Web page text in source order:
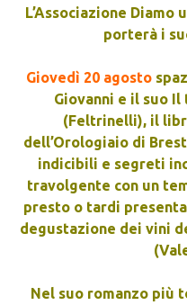
L’Associazione
porterà i
Giovedì 20 agosto
Giovanni e il suo
(Feltrinelli), il
dell’Orologiaio di
indicibili e segreti
travolgente con un
presto o tardi
degustazione dei vini
Nel suo romanzo più